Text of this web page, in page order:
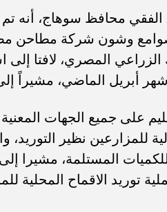
وشون شركة مطاحن مصر
الزراعي المصري، لافتا
على جميع الجهات
للمزارعين نظير التوريد،
المستلمة، مشيرا